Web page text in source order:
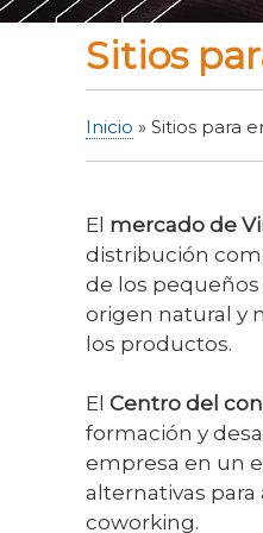
Sitios
ayuda
a
la
navegación
Inicio Sitios para
El mercado de
distribución
de los
origen natural y
los productos.
El Centro del
formación y
empresa en un
alternativas
coworking.